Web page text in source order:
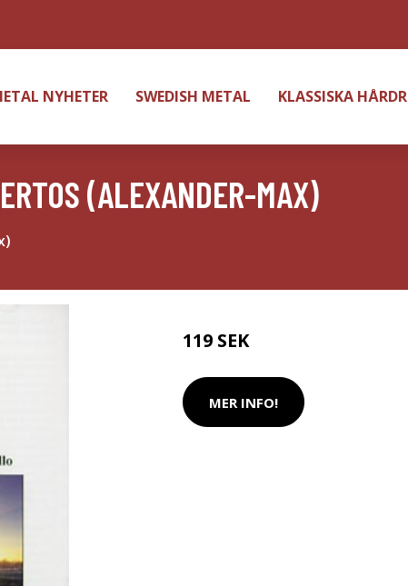
NYHETER SWEDISH METAL KLASSISKA
(ALEXANDER-MAX)
119 SEK
MER INFO!